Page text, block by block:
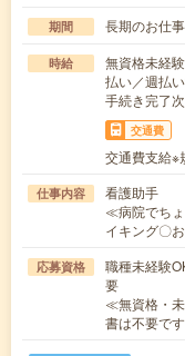
期間 長期のお仕
時給
無資格未経
払い／週払
手続き完了
交通費
交通費支給※
仕事内容
看護助手
≪病院でち
イキング〇
応募資格
職種未経験
要
≪無資格・
書は不要で